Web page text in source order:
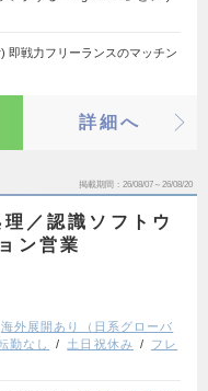
即戦力フリーランスのマッチン
詳細へ
掲載期間 26/08/07～26/08/20
／認識ソフトウ
ン営業
海外展開あり（日系グローバ
勤なし 土日祝休み
フレ